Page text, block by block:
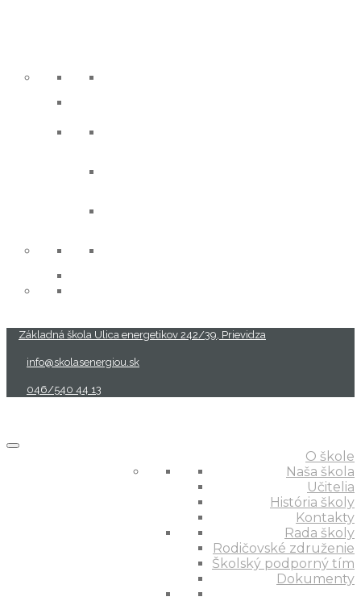
Základná škola Ulica energetikov 242/39, Prievidza
info@skolasenergiou.sk
046/540 44 13
O škole
Naša škola
Učitelia
História školy
Kontakty
Rada školy
Rodičovské združenie
Školský podporný tím
Dokumenty